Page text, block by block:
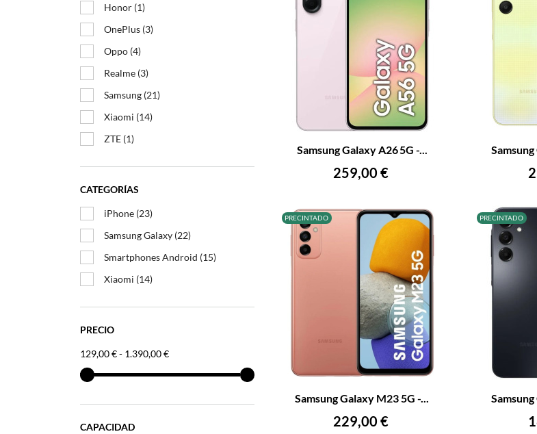
Honor (1)
OnePlus (3)
Oppo (4)
Realme (3)
Samsung (21)
Xiaomi (14)
ZTE (1)
CATEGORÍAS
iPhone (23)
Samsung Galaxy (22)
Smartphones Android (15)
Xiaomi (14)
PRECIO
129,00 € - 1.390,00 €
CAPACIDAD
Samsung Galaxy A26 5G -...
Precio
259,00 €
– +
AÑADIR AL CARRITO
–
PRECINTADO
Samsung Galaxy M23 5G -...
Precio
229,00 €
– +
AÑADIR AL CARRITO
PRECINTADO
–